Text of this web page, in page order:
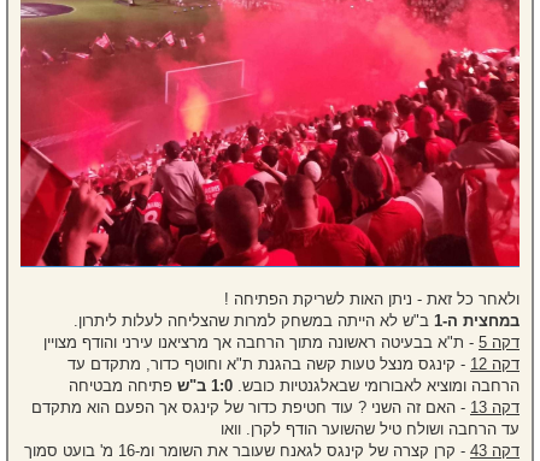
ולאחר כל זאת - ניתן האות לשריקת הפתיחה !
במחצית ה-1
ב"ש לא הייתה במשחק למרות שהצליחה לעלות ליתרון.
דקה 5
- ת"א בבעיטה ראשונה מתוך הרחבה אך מרציאנו עירני והודף מצויין
דקה 12
- קינגס מנצל טעות קשה בהגנת ת"א וחוטף כדור, מתקדם עד
הרחבה ומוציא לאבורומי שבאלגנטיות כובש. 1:0 ב"ש
פתיחה מבטיחה
דקה 13
- האם זה השני ? עוד חטיפת כדור של קינגס אך הפעם הוא מתקדם
עד הרחבה ושולח טיל שהשוער הודף לקרן. וואו
דקה 43
- קרן קצרה של קינגס לגאנח שעובר את השומר ומ-16 מ' בועט סמוך